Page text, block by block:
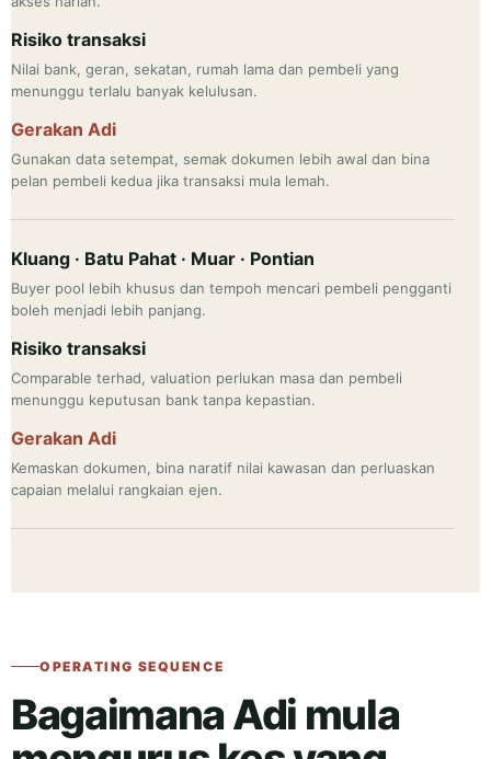
Risiko transaksi
Nilai bank, geran, sekatan, rumah lama dan pembeli yang
menunggu terlalu banyak kelulusan.
Gerakan Adi
Gunakan data setempat, semak dokumen lebih awal dan bina
pelan pembeli kedua jika transaksi mula lemah.
Kluang · Batu Pahat · Muar · Pontian
Buyer pool lebih khusus dan tempoh mencari pembeli pengganti
boleh menjadi lebih panjang.
Risiko transaksi
Comparable terhad, valuation perlukan masa dan pembeli
menunggu keputusan bank tanpa kepastian.
Gerakan Adi
Kemaskan dokumen, bina naratif nilai kawasan dan perluaskan
capaian melalui rangkaian ejen.
OPERATING SEQUENCE
Bagaimana Adi mula